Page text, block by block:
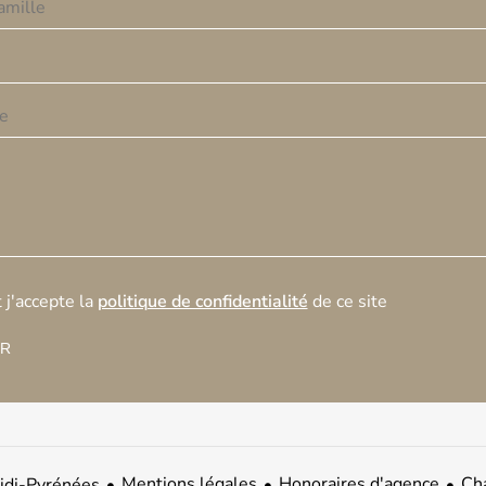
j'accepte la politique de confidentialité de ce site